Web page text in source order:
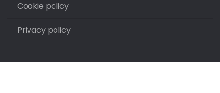
Cookie policy
Privacy policy